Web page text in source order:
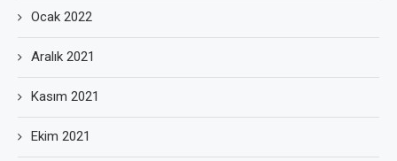
Ocak 2022
Aralık 2021
Kasım 2021
Ekim 2021